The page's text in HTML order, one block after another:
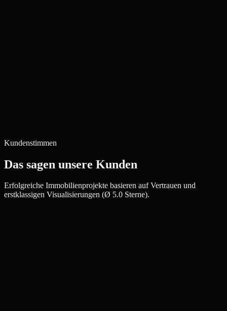
Kundenstimmen
Das sagen unsere Kunden
Erfolgreiche Immobilienprojekte basieren auf Vertrauen und
erstklassigen Visualisierungen (Ø 5.0 Sterne).